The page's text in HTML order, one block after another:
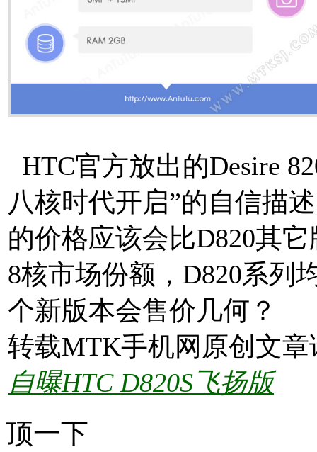
HTC官方放出的Desire
八核时代开启”的自信描
的价格应该会比D820其
8核市场份额，D820系列
个新版本会售价几何？
转载MTK手机网原创文
自曝HTC D820S飞扬版
顶一下